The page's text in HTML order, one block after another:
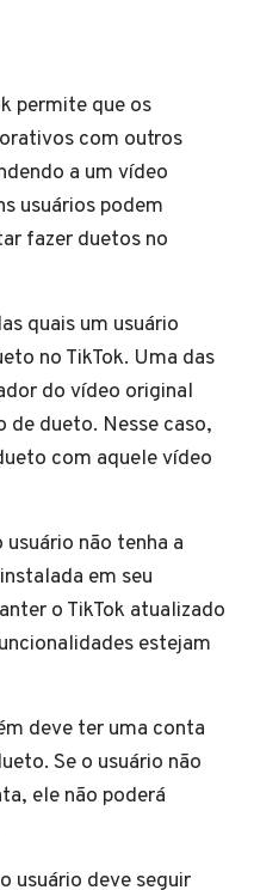
permite que os
com outros
a um vídeo
usuários podem
fazer duetos no
quais um usuário
no TikTok. Uma das
do vídeo original
de dueto. Nesse caso,
com aquele vídeo
não tenha a
em seu
o TikTok atualizado
estejam
deve ter uma conta
Se o usuário não
ele não poderá
usuário deve seguir